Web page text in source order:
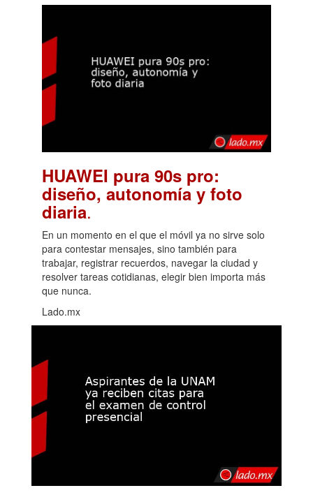
HUAWEI pura 90s pro:
diseño, autonomía y foto
diaria.
En un momento en el que el móvil ya no sirve solo
para contestar mensajes, sino también para
trabajar, registrar recuerdos, navegar la ciudad y
resolver tareas cotidianas, elegir bien importa más
que nunca.
Lado.mx